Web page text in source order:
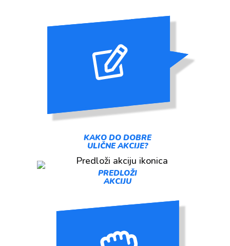
KAKO DO DOBRE
ULIČNE AKCIJE?
PREDLOŽI
AKCIJU